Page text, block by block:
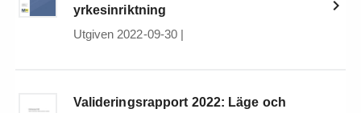
yrkesinriktning
Utgiven 2022-09-30 |
Valideringsrapport 2022: Läge och